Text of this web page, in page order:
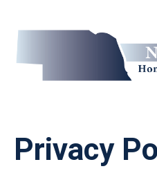
Privacy